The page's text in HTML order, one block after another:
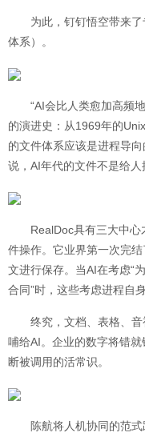
为此，钉钉悟空带来了
体系）。
“AI会比人类愈加高频地
的演进史：从1969年的
的文件体系应该是进程导
说，AI年代的文件不是给人
RealDoc具有三大中心
件操作。它业界第一次完
文进行保存。当AI在考虑“
合同”时，这些考虑进程自
终究，文档、表格、音
哺给AI。企业的数字将错
断被调用的活常识。
陈航将人机协同的范式